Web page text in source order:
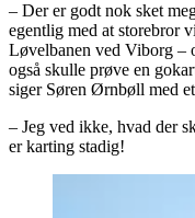
– Der er godt nok sket
egentlig med at storebror
Løvelbanen ved Viborg –
også skulle prøve en
siger Søren Ørnbøll med
– Jeg ved ikke, hvad der
er karting stadig!